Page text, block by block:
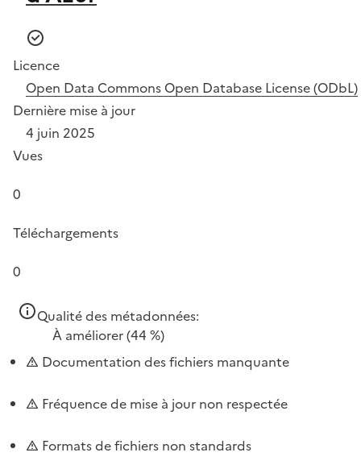
Licence
Open Data Commons Open Database License (ODbL)
Dernière mise à jour
4 juin 2025
Vues
0
Téléchargements
0
Qualité des métadonnées:
À améliorer(44 %)
Documentation des fichiers manquante
Fréquence de mise à jour non respectée
Formats de fichiers non standards